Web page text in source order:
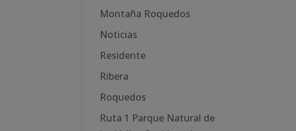
Montaña Roquedos
Noticias
Residente
Ribera
Roquedos
Ruta 1 Parque Natural de